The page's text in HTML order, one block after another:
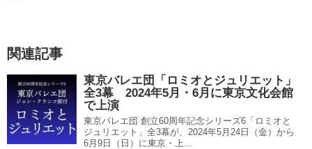
関連記事
東京バレエ団「ロミオとジュリエット」
全3幕 2024年5月・6月に東京文化会館
で上演
東京バレエ団 創立60周年記念シリーズ6「ロミオと
ジュリエット」全3幕が、2024年5月24日（金）から
6月9日（日）に東京・上...